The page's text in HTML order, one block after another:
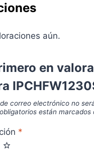
aún.
en
correo electrónico no
están marcados
*